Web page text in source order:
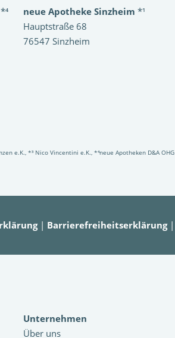
*⁴
neue Apotheke Sinzheim *¹
Hauptstraße 68
76547 Sinzheim
e.K., *³ Nico Vincentini e.K., *⁴neue Apotheken D&A OHG
| Barrierefreiheitserklärung|
Unternehmen
Über uns